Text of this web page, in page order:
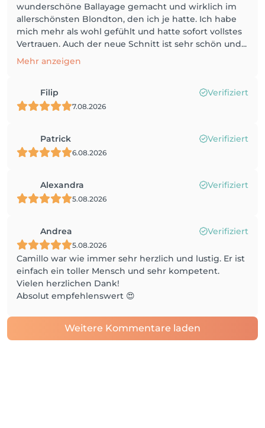
wunderschöne Ballayage gemacht und wirklich im
allerschönsten Blondton, den ich je hatte. Ich habe
mich mehr als wohl gefühlt und hatte sofort vollstes
Vertrauen. Auch der neue Schnitt ist sehr schön und...
Mehr anzeigen
Filip Verifiziert
7.08.2026
Patrick Verifiziert
6.08.2026
Alexandra Verifiziert
5.08.2026
Andrea Verifiziert
5.08.2026
Camillo war wie immer sehr herzlich und lustig. Er ist
einfach ein toller Mensch und sehr kompetent.
Vielen herzlichen Dank!
Absolut empfehlenswert 😍
Weitere Kommentare laden